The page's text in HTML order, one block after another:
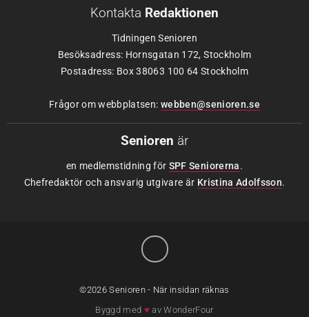
Kontakta Redaktionen
Tidningen Senioren
Besöksadress: Hornsgatan 172, Stockholm
Postadress: Box 38063 100 64 Stockholm
Frågor om webbplatsen: webben@senioren.se
Senioren är
en medlemstidning för SPF Seniorerna.
Chefredaktör och ansvarig utgivare är Kristina Adolfsson.
©2026 Senioren - När insidan räknas
Byggd med ♥ avWonderFour